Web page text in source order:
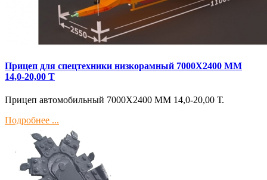
Прицеп для спецтехники низкорамный 7000Х2400 ММ
14,0-20,00 Т
Прицеп автомобильный 7000Х2400 ММ 14,0-20,00 Т.
Подробнее ...